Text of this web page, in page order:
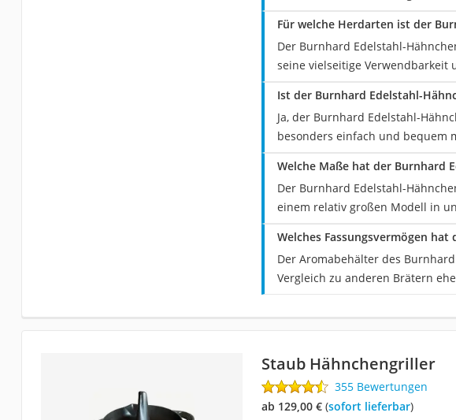
Für welche Herdarten ist der
Der Burnhard Edelstahl-
seine vielseitige Verwendbarkeit
Ist der Burnhard Edelstahl-
Ja, der Burnhard Edelstahl-
besonders einfach und bequem
Welche Maße hat der Burnhard
Der Burnhard Edelstahl-
einem relativ großen Modell in
Welches Fassungsvermögen
Der Aromabehälter des
Vergleich zu anderen Brätern
Staub Hähnchengriller
355 Bewertungen
ab 129,00 €( Sofort lieferbar)